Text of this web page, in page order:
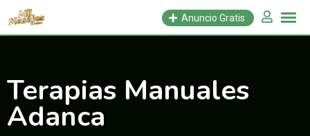
Saltar
Anuncio Gratis
Terapias Manuales
Adanca